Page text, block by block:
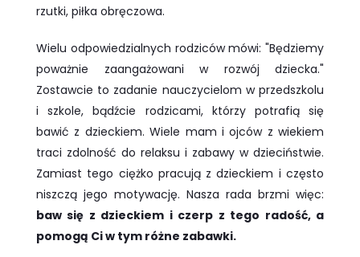
rzutki, piłka obręczowa.
Wielu odpowiedzialnych rodziców mówi: "Będziemy
poważnie zaangażowani w rozwój dziecka."
Zostawcie to zadanie nauczycielom w przedszkolu
i szkole, bądźcie rodzicami, którzy potrafią się
bawić z dzieckiem. Wiele mam i ojców z wiekiem
traci zdolność do relaksu i zabawy w dzieciństwie.
Zamiast tego ciężko pracują z dzieckiem i często
niszczą jego motywację. Nasza rada brzmi więc:
baw się z dzieckiem i czerp z tego radość, a
pomogą Ci w tym różne zabawki.